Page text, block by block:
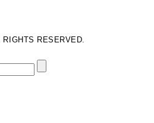
RESERVED.